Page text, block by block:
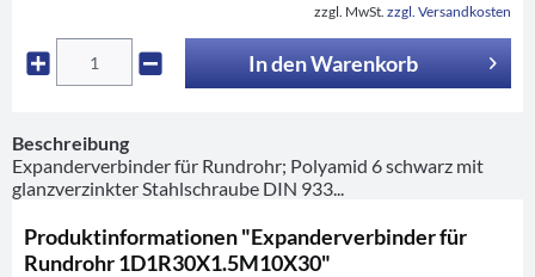
zzgl. MwSt. zzgl. Versandkosten
In denWarenkorb
Beschreibung
Expanderverbinder für Rundrohr; Polyamid 6 schwarz mit
glanzverzinkter Stahlschraube DIN 933...
Produktinformationen "Expanderverbinder für
Rundrohr 1D1R30X1.5M10X30"